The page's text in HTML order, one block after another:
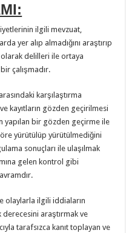
ilgili mevzuat,
yer alıp almadığını araştırıp
olarak delilleri ile ortaya
çalışmadır.
karşılaştırma
kayıtların gözden geçirilmesi
yapılan bir gözden geçirme ile
yürütülüp yürütülmediğini
sonuçları ile ulaşılmak
gelen kontrol gibi
olaylarla ilgili iddiaların
araştırmak ve
tarafsızca kanıt toplayan ve